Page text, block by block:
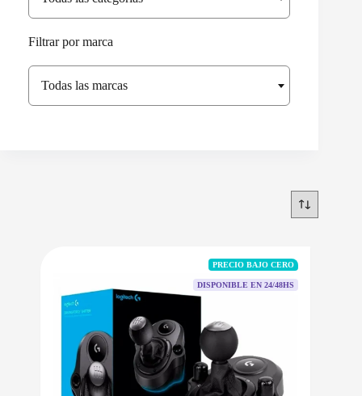
PRECIO BAJO CERO
DISPONIBLE EN 24/48HS
Filtrar por marca
Todas las marcas